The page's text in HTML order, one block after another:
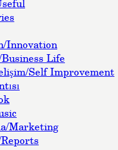
Innovation
Life
Self Improvement
Marketing